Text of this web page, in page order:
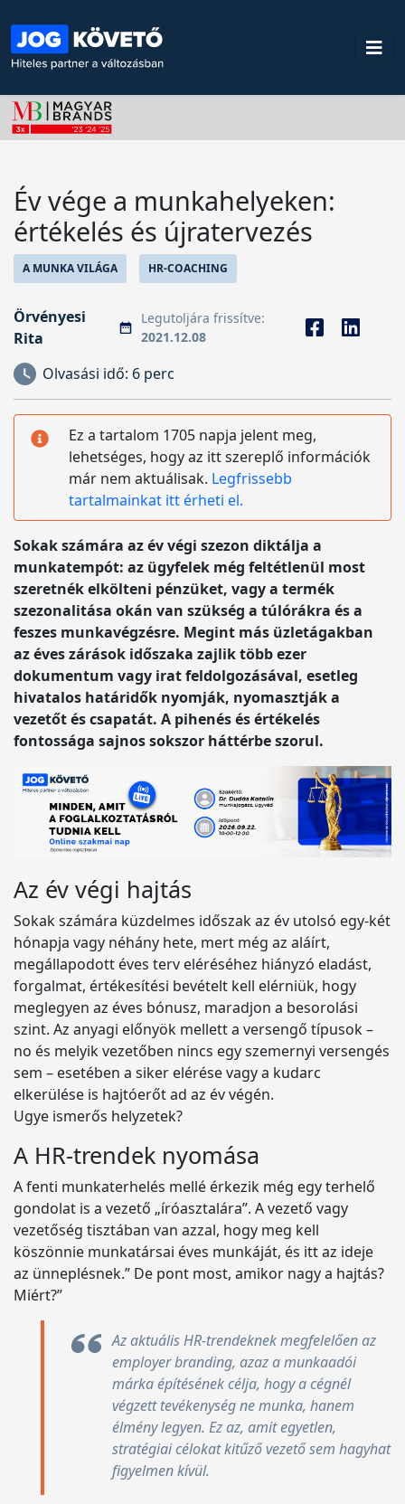
Év vége a munkahelyeken:
értékelés és újratervezés
A MUNKA VILÁGA HR-COACHING
Örvényesi
Rita
Legutoljára frissítve:
2021.12.08
Olvasási idő: 6 perc
Ez a tartalom 1705 napja jelent meg,
lehetséges, hogy az itt szereplő információk
már nem aktuálisak. Legfrissebb
tartalmainkat itt érheti el.
Sokak számára az év végi szezon diktálja a
munkatempót: az ügyfelek még feltétlenül most
szeretnék elkölteni pénzüket, vagy a termék
szezonalitása okán van szükség a túlórákra és a
feszes munkavégzésre. Megint más üzletágakban
az éves zárások időszaka zajlik több ezer
dokumentum vagy irat feldolgozásával, esetleg
hivatalos határidők nyomják, nyomasztják a
vezetőt és csapatát. A pihenés és értékelés
fontossága sajnos sokszor háttérbe szorul.
Az év végi hajtás
Sokak számára küzdelmes időszak az év utolsó egy-két
hónapja vagy néhány hete, mert még az aláírt,
megállapodott éves terv eléréséhez hiányzó eladást,
forgalmat, értékesítési bevételt kell elérniük, hogy
meglegyen az éves bónusz, maradjon a besorolási
szint. Az anyagi előnyök mellett a versengő típusok –
no és melyik vezetőben nincs egy szemernyi versengés
sem – esetében a siker elérése vagy a kudarc
elkerülése is hajtóerőt ad az év végén.
Ugye ismerős helyzetek?
A HR-trendek nyomása
A fenti munkaterhelés mellé érkezik még egy terhelő
gondolat is a vezető „íróasztalára”. A vezető vagy
vezetőség tisztában van azzal, hogy meg kell
köszönnie munkatársai éves munkáját, és itt az ideje
az ünneplésnek.” De pont most, amikor nagy a hajtás?
Miért?”
Az aktuális HR-trendeknek megfelelően az
employer branding, azaz a munkaadói
márka építésének célja, hogy a cégnél
végzett tevékenység ne munka, hanem
élmény legyen. Ez az, amit egyetlen,
stratégiai célokat kitűző vezető sem hagyhat
figyelmen kívül.